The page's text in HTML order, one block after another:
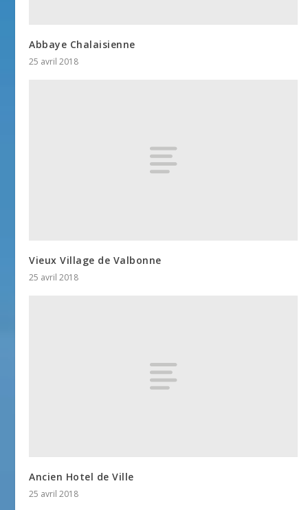
Abbaye Chalaisienne
25 avril 2018
Vieux Village de Valbonne
25 avril 2018
Ancien Hotel de Ville
25 avril 2018